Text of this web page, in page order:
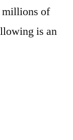
millions of
is an